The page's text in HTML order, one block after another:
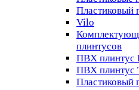
Пластиковый
Vilo
плинтусов
ПВХ плинтус
ПВХ плинтус
Пластиковый